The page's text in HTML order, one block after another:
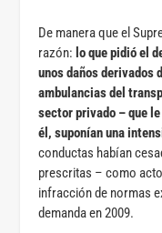
De manera que el
razón: lo que pidió el
unos daños derivados
ambulancias del
sector privado – que
él, suponían una
conductas habían
prescritas – como
infracción de normas
demanda en 2009.